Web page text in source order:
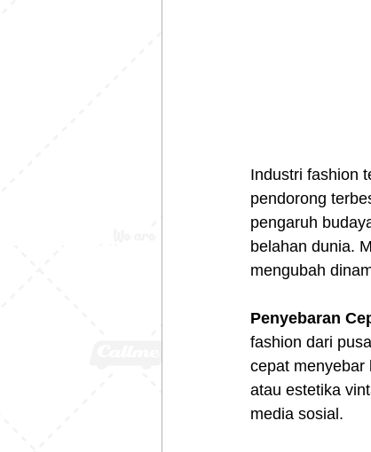
Industri fashion
pendorong
pengaruh
belahan dunia.
mengubah
Penyebaran
fashion dari
cepat menyebar
atau estetika
media sosial.